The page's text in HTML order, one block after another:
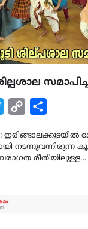
TwitterCopy
ഇരിങ്ങാലക്കുടയിൽ
നടന്നുവന്നിരുന്ന
രീതിയിലുള്ള…